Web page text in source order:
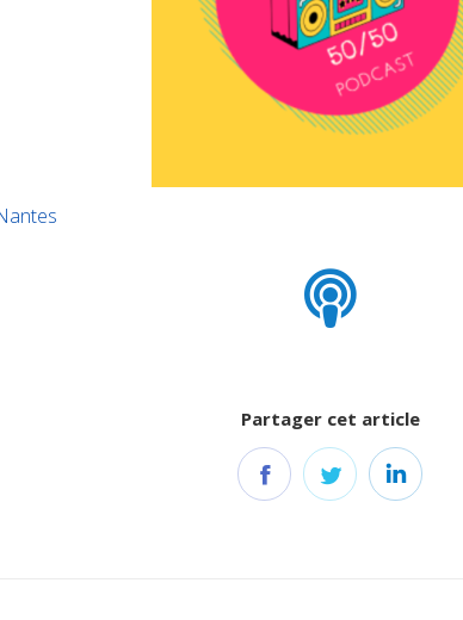
Partager cet article